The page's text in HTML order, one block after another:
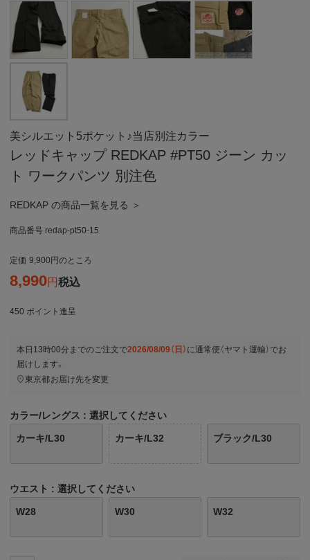
美シルエット5ポケット♪当店別注カラー
レッドキャップ REDKAP #PT50 ジーン カッ
ト ワークパンツ 別注色
REDKAP の商品一覧を見る ＞
商品番号 redap-pt50-15
定価 9,900 のところ
8,990 税込
450 ポイント進呈
本日 13時00分 までのご注文で2026/08/09（日） に通常便（ヤマト運輸） でお
届けします。
東京都お届け先を変更
カラー/レングス 選択してください
カーキ/L30 カーキ/L32 ブラック/L30
ウエスト 選択してください
W28 W30 W32